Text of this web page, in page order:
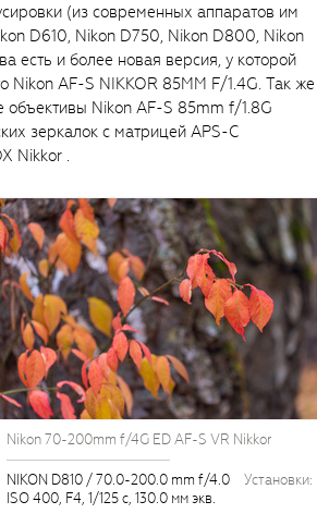
(из современных аппаратов им
D610, Nikon D750, Nikon D800, Nikon
есть и более новая версия, у которой
Nikon AF-S NIKKOR 85MM F/1.4G. Так же
объективы Nikon AF-S 85mm f/1.8G
зеркалок с матрицей APS-C
Nikkor .
Nikon 70-200mm f/4G ED AF-S VR Nikkor
NIKON D810 / 70.0-200.0 mm f/4.0
установки:
ISO 400, F4, 1/125 с, 130.0 мм экв.